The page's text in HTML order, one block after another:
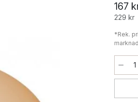
167
229 kr
*Rek.